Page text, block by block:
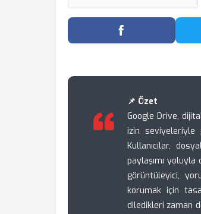
Facebook'ta
📌 Özet
Google Drive,
izin seviyeleriyle
Kullanıcılar,
paylaşımı
görüntüleyici,
korumak için
diledikleri zaman